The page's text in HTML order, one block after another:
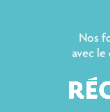
Nos
avec le